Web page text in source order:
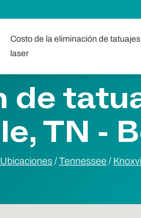
Costo de la eliminación de
laser
de
TN -
Ubicaciones/Tennessee /